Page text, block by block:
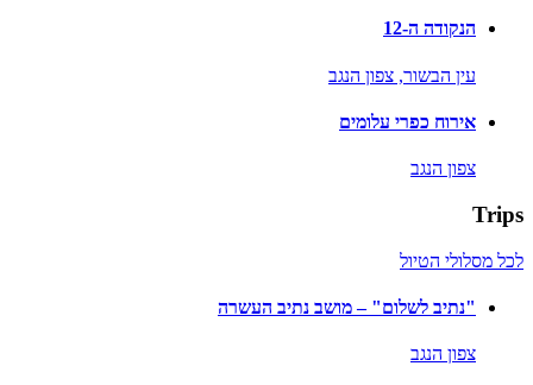
הנקודה ה-12
עין הבשור, צפון הנגב
אירוח כפרי עלומים
צפון הנגב
Trips
לכל מסלולי הטיול
"נתיב לשלום" – מושב נתיב העשרה
צפון הנגב